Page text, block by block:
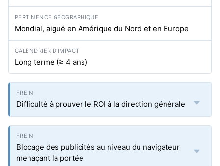
Mondial, aiguë en Amérique du Nord et en Europe
Long terme (≥ 4 ans)
Difficulté à prouver le ROI à la direction générale
Blocage des publicités au niveau du navigateur
menaçant la portée